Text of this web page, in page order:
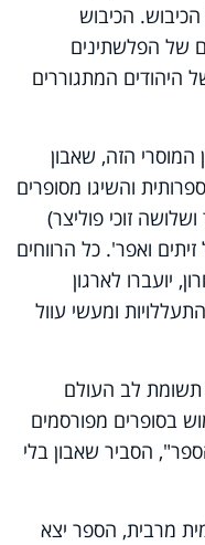
הכיבוש
של הפלשתינים
היהודים המתגוררים
הזה, שאבון
והשיגו מסופרים
זוכי פוליצר)
ואפר'. כל הרווחים
יועברו לארגון
ומעשי עוול
תשומת לב העולם
בסופרים מפורסמים
הסביר שאבון בלי
מרבית, הספר יצא